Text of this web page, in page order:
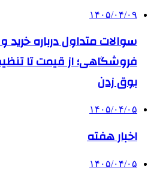
۱۴۰۵/۰۴/۰۹
سوالات متداول درباره
فروشگاهی؛ از قیمت تا
بوق زدن
۱۴۰۵/۰۴/۰۵
اخبار هفته
۱۴۰۵/۰۴/۰۵